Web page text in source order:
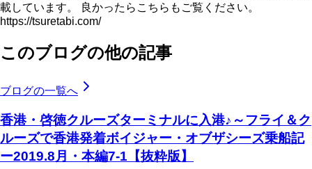
載しています。 良かったらこちらもご覧ください。
https://tsuretabi.com/
このブログの他の記事
ブログの一覧へ
香港・啓徳クルーズターミナルに入港♪～フライ＆ク
ルーズで香港発着ボイジャー・オブザシーズ乗船記
ー2019.8月・本編7-1【抜粋版】